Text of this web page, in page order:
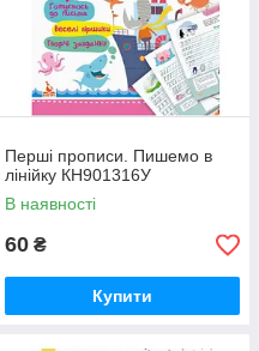
Перші прописи. Пишемо в
лінійку КН901316У
В наявності
60 ₴
Купити